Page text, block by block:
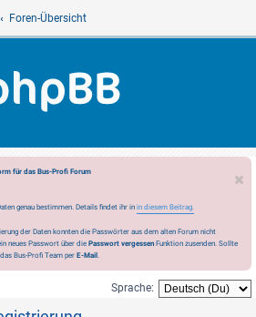
Foren-Übersicht
für das Bus-Profi Forum
genau bestimmen. Details findet ihr in in diesem Beitrag.
der Daten konnten die Passwörter aus dem alten Forum nicht
neues Passwort über die Passwort vergessen Funktion zusenden. Sollte
Bus-Profi Team perE-Mail.
Sprache: